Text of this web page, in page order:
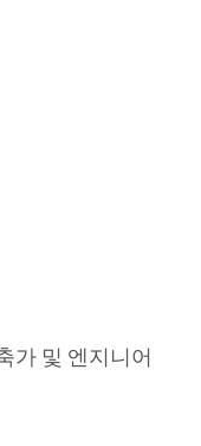
가 및 엔지니어